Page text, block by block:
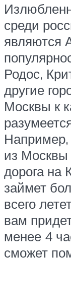
среди
являются
Родос,
другие
Москвы к
из Москвы
дорога на
займет
всего
вам
менее 4
сможет